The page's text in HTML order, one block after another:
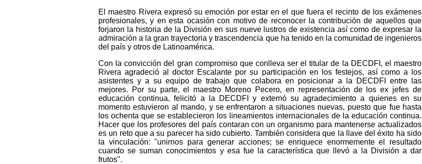
El maestro Rivera expresó su emoción por estar en el que fuera el recinto de los exámenes
profesionales, y en esta ocasión con motivo de reconocer la contribución de aquellos que
forjaron la historia de la División en sus nueve lustros de existencia así como de expresar la
admiración a la gran trayectoria y trascendencia que ha tenido en la comunidad de ingenieros
del país y otros de Latinoamérica.
Con la convicción del gran compromiso que conlleva ser el titular de la DECDFI, el maestro
Rivera agradeció al doctor Escalante por su participación en los festejos, así como a los
asistentes y a su equipo de trabajo que colabora en posicionar a la DECDFI entre las
mejores. Por su parte, el maestro Moreno Pecero, en representación de los ex jefes de
educación continua, felicitó a la DECDFI y externó su agradecimiento a quienes en su
momento estuvieron al mando, y se enfrentaron a situaciones nuevas, puesto que fue hasta
los ochenta que se establecieron los lineamientos internacionales de la educación continua.
Hacer que los profesores del país contaran con un organismo para mantenerse actualizados
es un reto que a su parecer ha sido cubierto. También considera que la llave del éxito ha sido
la vinculación: "unirnos para generar acciones; se enriquece enormemente el resultado
cuando se suman conocimientos y esa fue la característica que llevó a la División a dar
frutos".